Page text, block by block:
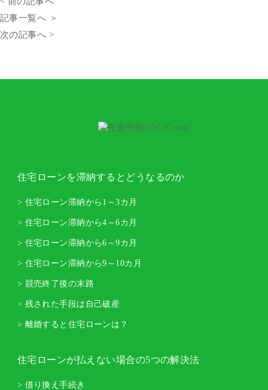
記事一覧へ ＞
次の記事へ >
住宅ローンを滞納するとどうなるのか
> 住宅ローン滞納から1～3カ月
> 住宅ローン滞納から4～6カ月
> 住宅ローン滞納から6～9カ月
> 住宅ローン滞納から9～10カ月
> 競売終了後の末路
> 残された手段は自己破産
> 離婚すると住宅ローンは？
住宅ローンが払えない場合の5つの解決法
> 借り換え手続き